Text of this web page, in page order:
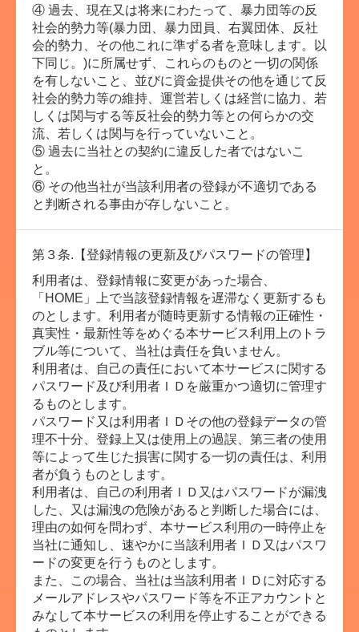
④ 過去、現在又は将来にわたって、暴力団等の反
社会的勢力等(暴力団、暴力団員、右翼団体、反社
会的勢力、その他これに準ずる者を意味します。以
下同じ。)に所属せず、これらのものと一切の関係
を有しないこと、並びに資金提供その他を通じて反
社会的勢力等の維持、運営若しくは経営に協力、若
しくは関与する等反社会的勢力等との何らかの交
流、若しくは関与を行っていないこと。
⑤ 過去に当社との契約に違反した者ではないこ
と。
⑥ その他当社が当該利用者の登録が不適切である
と判断される事由が存しないこと。
第３条.【登録情報の更新及びパスワードの管理】
利用者は、登録情報に変更があった場合、
「HOME」上で当該登録情報を遅滞なく更新するも
のとします。利用者が随時更新する情報の正確性・
真実性・最新性等をめぐる本サービス利用上のトラ
ブル等について、当社は責任を負いません。
利用者は、自己の責任において本サービスに関する
パスワード及び利用者ＩＤを厳重かつ適切に管理す
るものとします。
パスワード又は利用者ＩＤその他の登録データの管
理不十分、登録上又は使用上の過誤、第三者の使用
等によって生じた損害に関する一切の責任は、利用
者が負うものとします。
利用者は、自己の利用者ＩＤ又はパスワードが漏洩
した、又は漏洩の危険があると判断した場合には、
理由の如何を問わず、本サービス利用の一時停止を
当社に通知し、速やかに当該利用者ＩＤ又はパスワ
ードの変更を行うものとします。
また、この場合、当社は当該利用者ＩＤに対応する
メールアドレスやパスワード等を不正アカウントと
みなして本サービスの利用を停止することができる